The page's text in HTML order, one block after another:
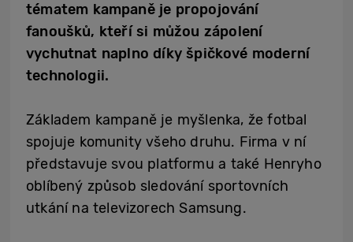
tématem kampaně je propojování
fanoušků, kteří si můžou zápolení
vychutnat naplno díky špičkové moderní
technologii.
Základem kampaně je myšlenka, že fotbal
spojuje komunity všeho druhu. Firma v ní
představuje svou platformu a také Henryho
oblíbený způsob sledování sportovních
utkání na televizorech Samsung.